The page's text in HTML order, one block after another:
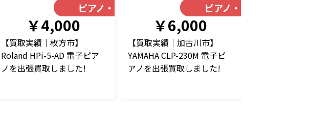
ピアノ・楽器
￥4,000
【買取実績｜枚方市】
Roland HPi-5-AD 電子ピア
ノを出張買取しました!
ピアノ・楽器
￥6,000
【買取実績｜加古川市】
YAMAHA CLP-230M 電子ピ
アノを出張買取しました!